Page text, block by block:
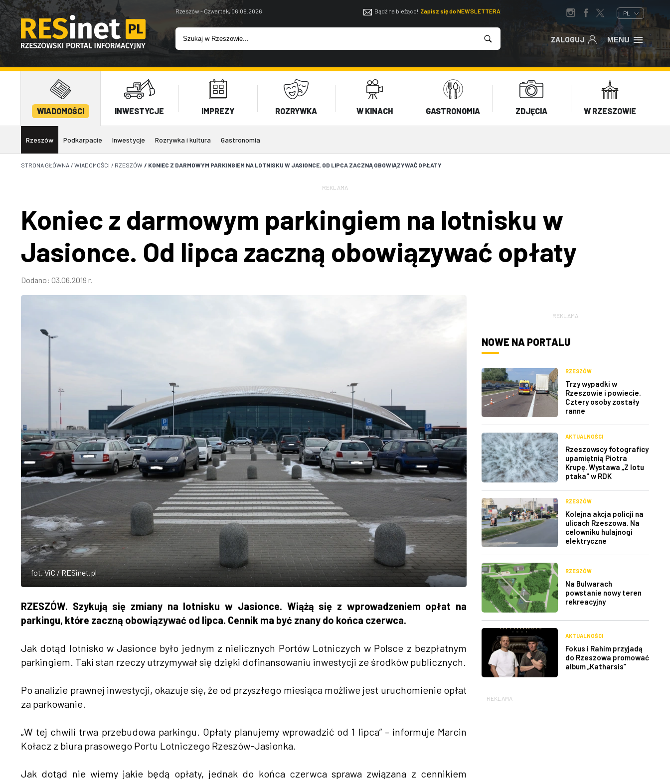
Rzeszów - Czwartek, 06.08.2026 Bądź na bieżąco! Zapisz się do NEWSLETTERA PL
ZALOGUJ MENU
WIADOMOŚCI INWESTYCJE IMPREZY ROZRYWKA W KINACH GASTRONOMIA ZDJĘCIA W RZESZOWIE
Rzeszów Podkarpacie Inwestycje Rozrywka i kultura Gastronomia
STRONA GŁÓWNA / WIADOMOŚCI / RZESZÓW / KONIEC Z DARMOWYM PARKINGIEM NA LOTNISKU W JASIONCE. OD LIPCA ZACZNĄ OBOWIĄZYWAĆ OPŁATY
REKLAMA
Koniec z darmowym parkingiem na lotnisku w
Jasionce. Od lipca zaczną obowiązywać opłaty
Dodano: 03.06.2019 r.
fot. ViC / RESinet.pl
RZESZÓW. Szykują się zmiany na lotnisku w Jasionce. Wiążą się z wprowadzeniem opłat na
parkingu, które zaczną obowiązywać od lipca. Cennik ma być znany do końca czerwca.
Jak dotąd lotnisko w Jasionce było jednym z nielicznych Portów Lotniczych w Polsce z bezpłatnym
parkingiem. Taki stan rzeczy utrzymywał się dzięki dofinansowaniu inwestycji ze środków publicznych.
Po analizie prawnej inwestycji, okazuje się, że od przyszłego miesiąca możliwe jest uruchomienie opłat
za parkowanie.
„W tej chwili trwa przebudowa parkingu. Opłaty planujemy wprowadzić od 1 lipca” – informuje Marcin
Kołacz z biura prasowego Portu Lotniczego Rzeszów-Jasionka.
Jak dotąd nie wiemy jakie będą opłaty, jednak do końca czerwca sprawa związana z cennikiem
REKLAMA
NOWE NA PORTALU
RZESZÓW
Trzy wypadki w
Rzeszowie i powiecie.
Cztery osoby zostały
ranne
AKTUALNOŚCI
Rzeszowscy fotograficy
upamiętnią Piotra
Krupę. Wystawa „Z lotu
ptaka" w RDK
RZESZÓW
Kolejna akcja policji na
ulicach Rzeszowa. Na
celowniku hulajnogi
elektryczne
RZESZÓW
Na Bulwarach
powstanie nowy teren
rekreacyjny
AKTUALNOŚCI
Fokus i Rahim przyjadą
do Rzeszowa promować
album „Katharsis”
REKLAMA